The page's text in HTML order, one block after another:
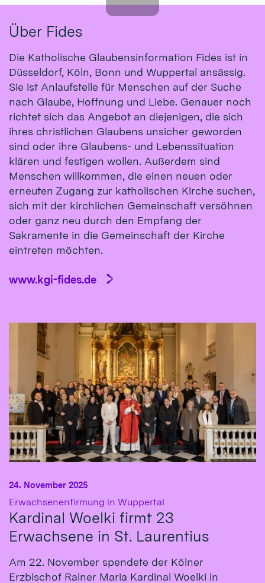
Über Fides
Die Katholische Glaubensinformation Fides ist in
Düsseldorf, Köln, Bonn und Wuppertal ansässig.
Sie ist Anlaufstelle für Menschen auf der Suche
nach Glaube, Hoffnung und Liebe. Genauer noch
richtet sich das Angebot an diejenigen, die sich
ihres christlichen Glaubens unsicher geworden
sind oder ihre Glaubens- und Lebenssituation
klären und festigen wollen. Außerdem sind
Menschen willkommen, die einen neuen oder
erneuten Zugang zur katholischen Kirche suchen,
sich mit der kirchlichen Gemeinschaft versöhnen
oder ganz neu durch den Empfang der
Sakramente in die Gemeinschaft der Kirche
eintreten möchten.
www.kgi-fides.de
Erwachsenenfirmung in Wuppertal
Kardinal Woelki firmt 23
Erwachsene in St. Laurentius
24. November 2025
Am 22. November spendete der Kölner
Erzbischof Rainer Maria Kardinal Woelki in